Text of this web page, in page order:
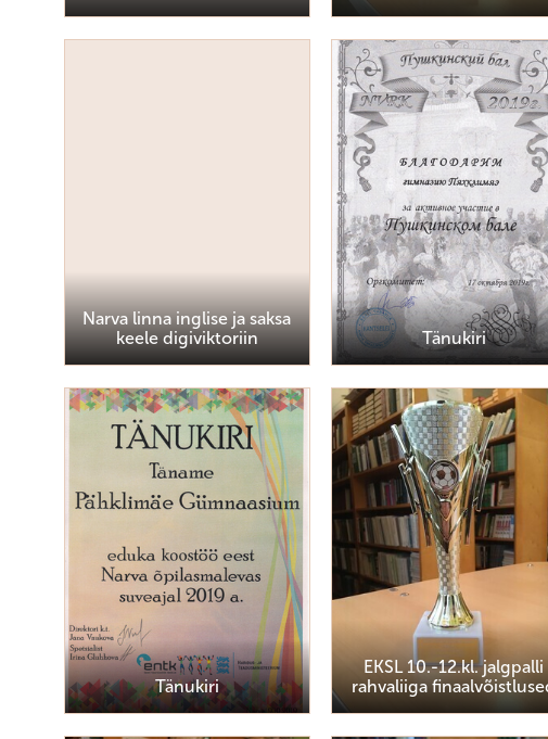
Narva linna inglise ja saksa
keele digiviktoriin
Tänukiri
Tänukiri
EKSL 10.-12.kl. jalgpalli
rahvaliiga